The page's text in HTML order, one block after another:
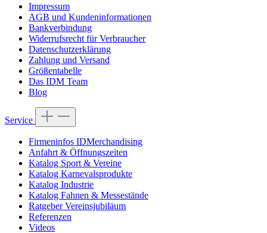
Impressum
AGB und Kundeninformationen
Bankverbindung
Widerrufsrecht für Verbraucher
Datenschutzerklärung
Zahlung und Versand
Größentabelle
Das IDM Team
Blog
Service
Firmeninfos IDMerchandising
Anfahrt & Öffnungszeiten
Katalog Sport & Vereine
Katalog Karnevalsprodukte
Katalog Industrie
Katalog Fahnen & Messestände
Ratgeber Vereinsjubiläum
Referenzen
Videos